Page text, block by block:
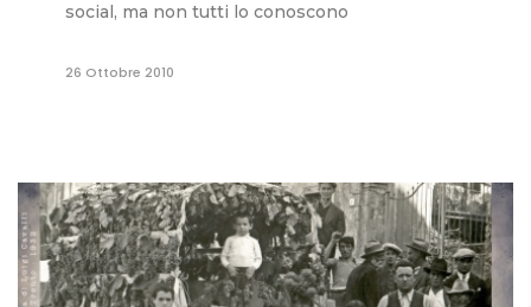
social, ma non tutti lo conoscono
26 Ottobre 2010